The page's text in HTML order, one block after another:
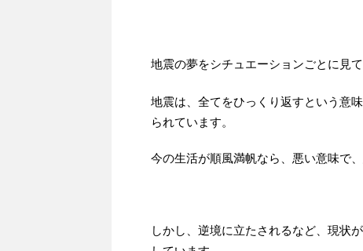
地震の夢をシチュエーションごとに見
地震は、全てをひっくり返すという意
られています。
今の生活が順風満帆なら、悪い意味で
しかし、逆境に立たされるなど、現状